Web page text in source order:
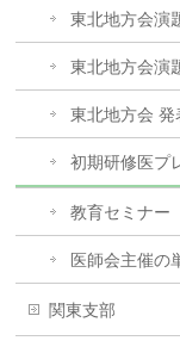
東北地方会演
東北地方会演
東北地方会 発
初期研修医プ
教育セミナー
医師会主催の
関東支部